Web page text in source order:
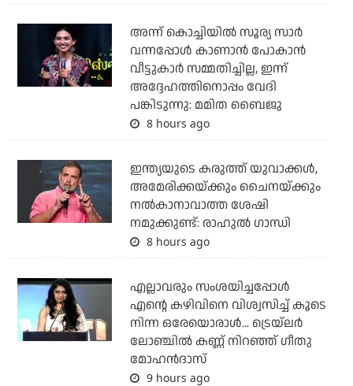
അന്ന് കൊച്ചിയില്‍ സൂര്യ സാര്‍
വന്നപ്പോള്‍ കാണാന്‍ പോകാന്‍
വീട്ടുകാര്‍ സമ്മതിച്ചില്ല, ഇന്ന്
അദ്ദേഹത്തിനൊപ്പം വേദി
പങ്കിടുന്നു: മമിത ബൈജു
8 hours ago
ഇന്ത്യയുടെ കരുത്ത് യുവാക്കള്‍,
അമേരിക്കയ്ക്കും ചൈനയ്ക്കും
നല്‍കാനാവാത്ത ശേഷി
നമുക്കുണ്ട്: രാഹുല്‍ ഗാന്ധി
8 hours ago
എല്ലാവരും സംശയിച്ചപ്പോള്‍
എന്റെ കഴിവിനെ വിശ്വസിച്ച് കൂടെ
നിന്ന ഒരേയൊരാള്‍... ട്രെയ്‌ലര്‍
ലോഞ്ചില്‍ കണ്ണ് നിറഞ്ഞ് ഗീതു
മോഹന്‍ദാസ്
9 hours ago